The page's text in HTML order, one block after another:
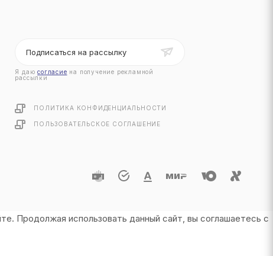
Подписаться на рассылку
Я даюсогласие на получение рекламной
рассылки
ПОЛИТИКА КОНФИДЕНЦИАЛЬНОСТИ
ПОЛЬЗОВАТЕЛЬСКОЕ СОГЛАШЕНИЕ
Продолжая использовать данный сайт, вы соглашаетесь с